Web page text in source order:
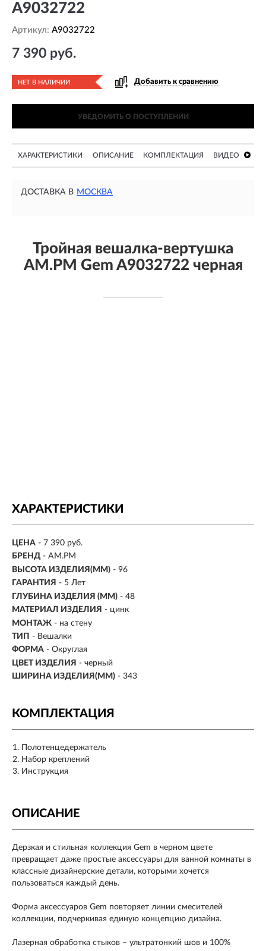
A9032722
Артикул: A9032722
7 390 руб.
НЕТ В НАЛИЧИИ Добавить к сравнению
УВЕДОМИТЬ О ПОСТУПЛЕНИИ
ХАРАКТЕРИСТИКИ ОПИСАНИЕ КОМПЛЕКТАЦИЯ ВИДЕО
ДОСТАВКА В МОСКВА
Тройная вешалка-вертушка
AM.PM Gem A9032722 черная
ХАРАКТЕРИСТИКИ
ЦЕНА - 7 390 руб.
БРЕНД - AM.PM
ВЫСОТА ИЗДЕЛИЯ(ММ) - 96
ГАРАНТИЯ - 5 Лет
ГЛУБИНА ИЗДЕЛИЯ (ММ) - 48
МАТЕРИАЛ ИЗДЕЛИЯ - цинк
МОНТАЖ - на стену
ТИП - Вешалки
ФОРМА - Округлая
ЦВЕТ ИЗДЕЛИЯ - черный
ШИРИНА ИЗДЕЛИЯ(ММ) - 343
КОМПЛЕКТАЦИЯ
Полотенцедержатель
Набор креплений
Инструкция
ОПИСАНИЕ
Дерзкая и стильная коллекция Gem в черном цвете
превращает даже простые аксессуары для ванной комнаты в
классные дизайнерские детали, которыми хочется
пользоваться каждый день.
Форма аксессуаров Gem повторяет линии смесителей
коллекции, подчеркивая единую концепцию дизайна.
Лазерная обработка стыков – ультратонкий шов и 100%